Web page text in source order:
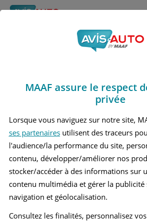
Obtenir un devis d'assurance
Avis Toyota
TOYOTA COROLLA 1 MONOSPACE
TOYOTA COROLLA 12 BERLINE
TOYOTA COROLLA 12 BREAK
TOYOTA COROLLA 2 MONOSPACE
MAAF assure le respect
privée
Lorsque vous naviguez sur notre site,
ses partenairesutilisent des traceurs
l'audience/la performance du site,
contenu, développer/améliorer nos
stocker/accéder à des informations sur
contenu multimédia et gérer la
navigation et géolocalisation.
Consultez les finalités, personnalisez